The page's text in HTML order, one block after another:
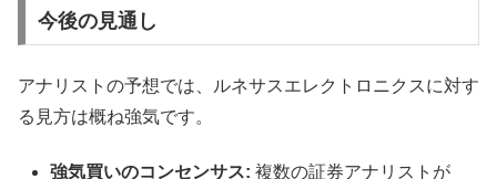
今後の見通し
アナリストの予想では、ルネサスエレクトロニクスに対す
る見方は概ね強気です。
強気買いのコンセンサス: 複数の証券アナリストが